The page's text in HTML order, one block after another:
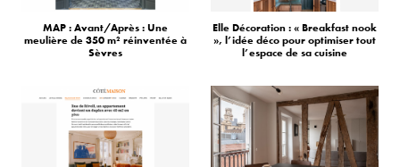
MAP : Avant/Après : Une
meulière de 350 m² réinventée à
Sèvres
Elle Décoration : « Breakfast nook
», l’idée déco pour optimiser tout
l’espace de sa cuisine